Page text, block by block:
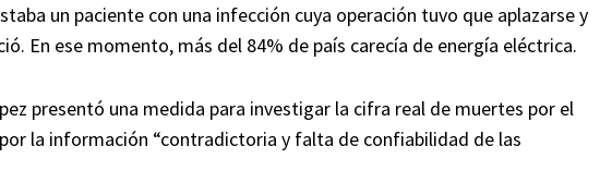
un paciente con una infección cuya operación tuvo que aplazarse y
En ese momento, más del 84% de país carecía de energía eléctrica.
presentó una medida para investigar la cifra real de muertes por el
la información “contradictoria y falta de confiabilidad de las